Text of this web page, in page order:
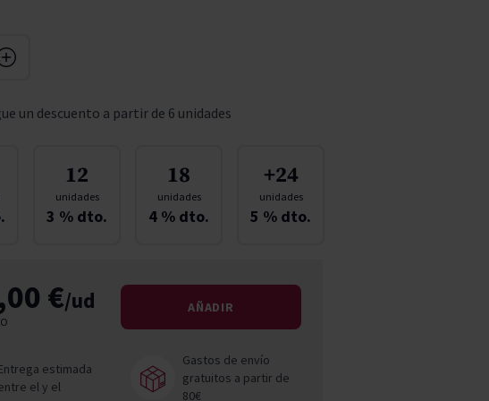
un descuento a partir de 6 unidades
12
unidades
3 % dto.
18
unidades
4 % dto.
+24
unidades
5 % dto.
€/ud AÑADIR
estimada
ely el
Gastos de envío
gratuitos a partir de
80€